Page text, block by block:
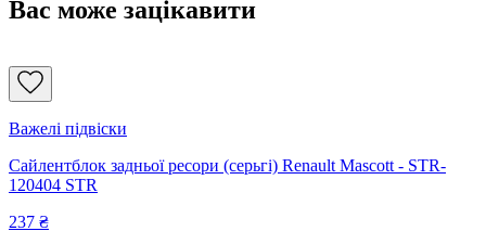
Вас може зацікавити
Важелі підвіски
Сайлентблок задньої ресори (серьгі) Renault Mascott - STR-
120404 STR
237 ₴